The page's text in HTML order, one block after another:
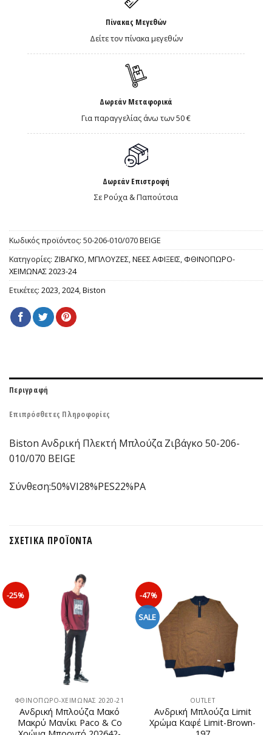
Πίνακας Μεγεθών
Δείτε τον πίνακα μεγεθών
Δωρεάν Μεταφορικά
Για παραγγελίας άνω των 50 €
Δωρεάν Επιστροφή
Σε Ρούχα & Παπούτσια
Κωδικός προϊόντος: 50-206-010/070 BEIGE
Κατηγορίες: ΖΙΒΑΓΚΟ,ΜΠΛΟΥΖΕΣ,ΝΕΕΣ ΑΦΙΞΕΙΣ, ΦΘΙΝΟΠΩΡΟ-
ΧΕΙΜΩΝΑΣ 2023-24
Ετικέτες: 2023,2024,Biston
Περιγραφή
Επιπρόσθετες Πληροφορίες
Biston Ανδρική Πλεκτή Μπλούζα Ζιβάγκο 50-206-
010/070 BEIGE
Σύνθεση:50%VI28%PES22%PA
ΣΧΕΤΙΚΆ ΠΡΟΪΌΝΤΑ
-25%
ΦΘΙΝΟΠΩΡΟ-ΧΕΙΜΩΝΑΣ 2020-21
Ανδρική Μπλούζα Mακό
Μακρύ Μανίκι Paco & Co
-47%
SALE
OUTLET
Ανδρική Μπλούζα Limit
Χρώμα Καφέ Limit-Brown-